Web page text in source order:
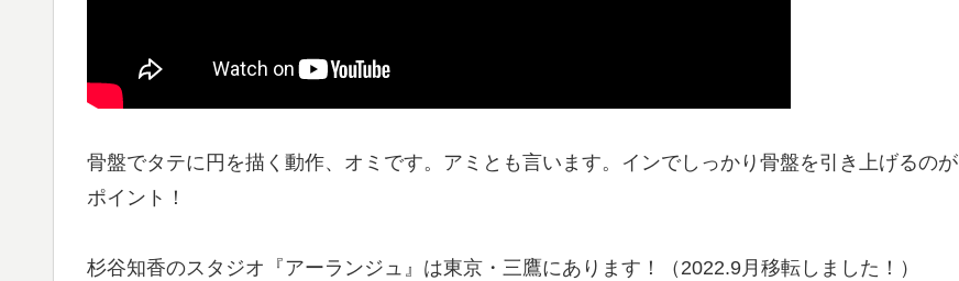
骨盤でタテに円を描く動作、オミです。アミとも言います。インでしっかり骨盤を引き上げるのが
ポイント！
杉谷知香のスタジオ『アーランジュ』は東京・三鷹にあります！（2022.9月移転しました！）